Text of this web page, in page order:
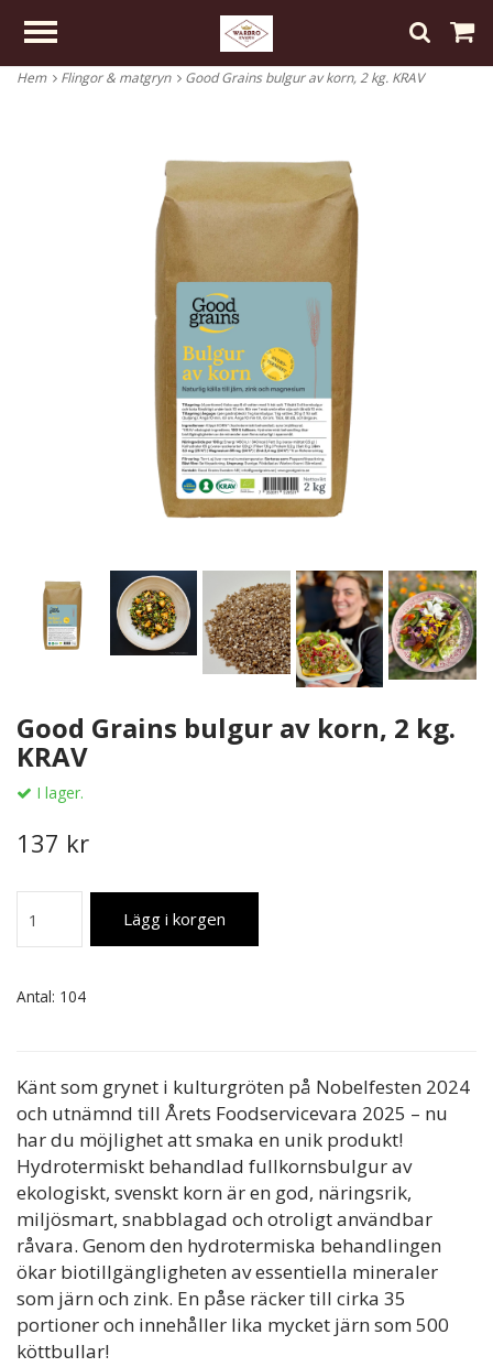
Hem Flingor & matgryn Good Grains bulgur av korn, 2 kg. KRAV
Good Grains bulgur av korn, 2 kg.
KRAV
I lager.
137 kr
Lägg i korgen
Antal: 104
Känt som grynet i kulturgröten på Nobelfesten 2024
och utnämnd till Årets Foodservicevara 2025 – nu
har du möjlighet att smaka en unik produkt!
Hydrotermiskt behandlad fullkornsbulgur av
ekologiskt, svenskt korn är en god, näringsrik,
miljösmart, snabblagad och otroligt användbar
råvara. Genom den hydrotermiska behandlingen
ökar biotillgängligheten av essentiella mineraler
som järn och zink. En påse räcker till cirka 35
portioner och innehåller lika mycket järn som 500
köttbullar!